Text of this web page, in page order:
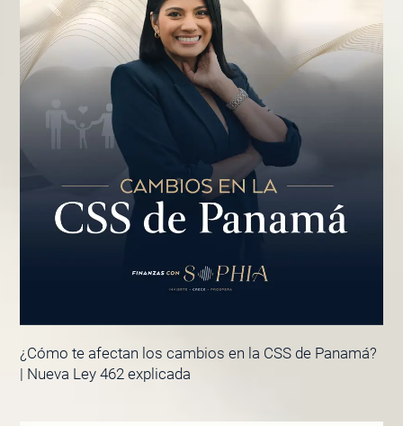
¿Cómo te afectan los cambios en la CSS de Panamá?
| Nueva Ley 462 explicada